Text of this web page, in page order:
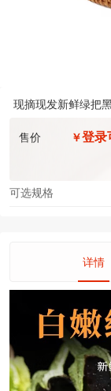
现摘现发新鲜绿把
售价 ￥登录
可选规格
详情